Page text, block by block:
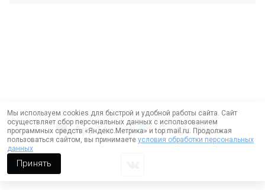
Мы используем cookies для быстрой и удобной работы сайта. Сайт
осуществляет сбор персональных данных с использованием
программных средств «Яндекс.Метрика» и top.mail.ru. Продолжая
пользоваться сайтом, вы принимаете условия обработки персональных
данных
Принять